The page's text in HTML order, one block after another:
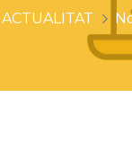
ACTUALITAT